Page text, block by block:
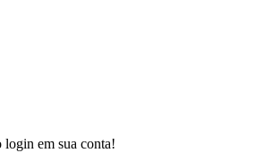
login em sua conta!